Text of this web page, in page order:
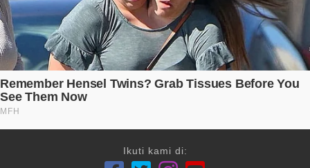
Ikuti kami di: